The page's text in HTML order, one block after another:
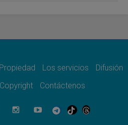
la guerra
masivo en Kyiv durante la
visita del Papa a Argentina
Los servicios
Difusión
Copyright Contáctenos